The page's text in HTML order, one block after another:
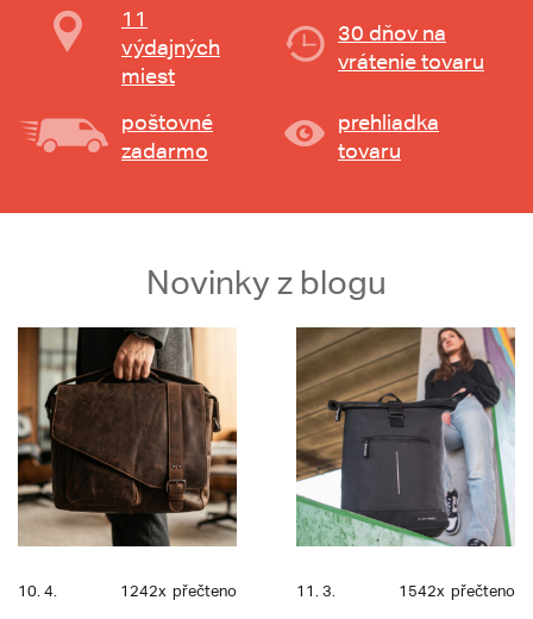
11
výdajných
miest
30 dňov na
vrátenie tovaru
poštovné
zadarmo
prehliadka
tovaru
Novinky z blogu
10. 4. 1242x přečteno 11. 3. 1542x přečteno